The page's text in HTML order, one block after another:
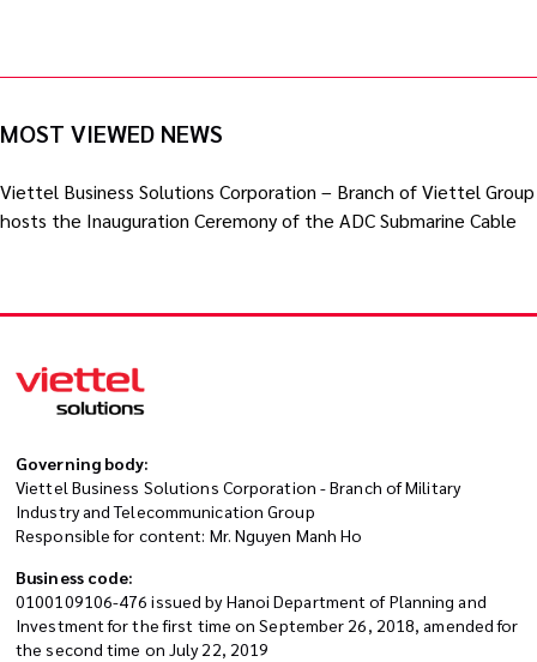
MOST VIEWED NEWS
Viettel Business Solutions Corporation – Branch of Viettel Group
hosts the Inauguration Ceremony of the ADC Submarine Cable
Governing body:
Viettel Business Solutions Corporation - Branch of Military
Industry and Telecommunication Group
Responsible for content: Mr. Nguyen Manh Ho
Business code:
0100109106-476 issued by Hanoi Department of Planning and
Investment for the first time on September 26, 2018, amended for
the second time on July 22, 2019